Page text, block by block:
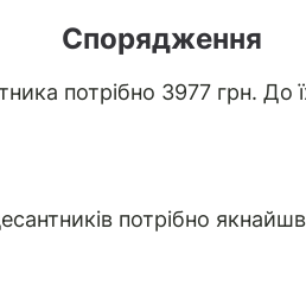
Спорядження
потрібно 3977 грн. До
потрібно